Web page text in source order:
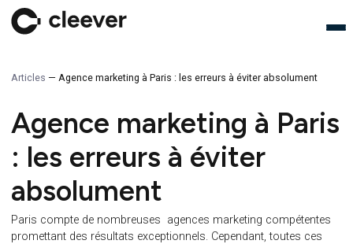
Agence marketing à Paris : les erreurs à éviter
Agence marketing à
: les erreurs à éviter
absolument